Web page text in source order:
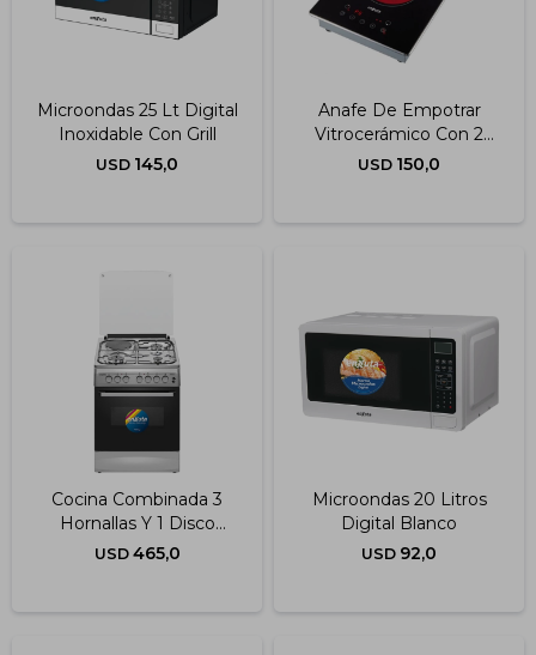
Microondas 25 Lt Digital
Inoxidable Con Grill
USD 145,0
Anafe De Empotrar
Vitrocerámico Con 2
Hornallas
USD 150,0
Cocina Combinada 3
Hornallas Y 1 Disco
Eléctrico Inoxidable
USD 465,0
Microondas 20 Litros
Digital Blanco
USD 92,0